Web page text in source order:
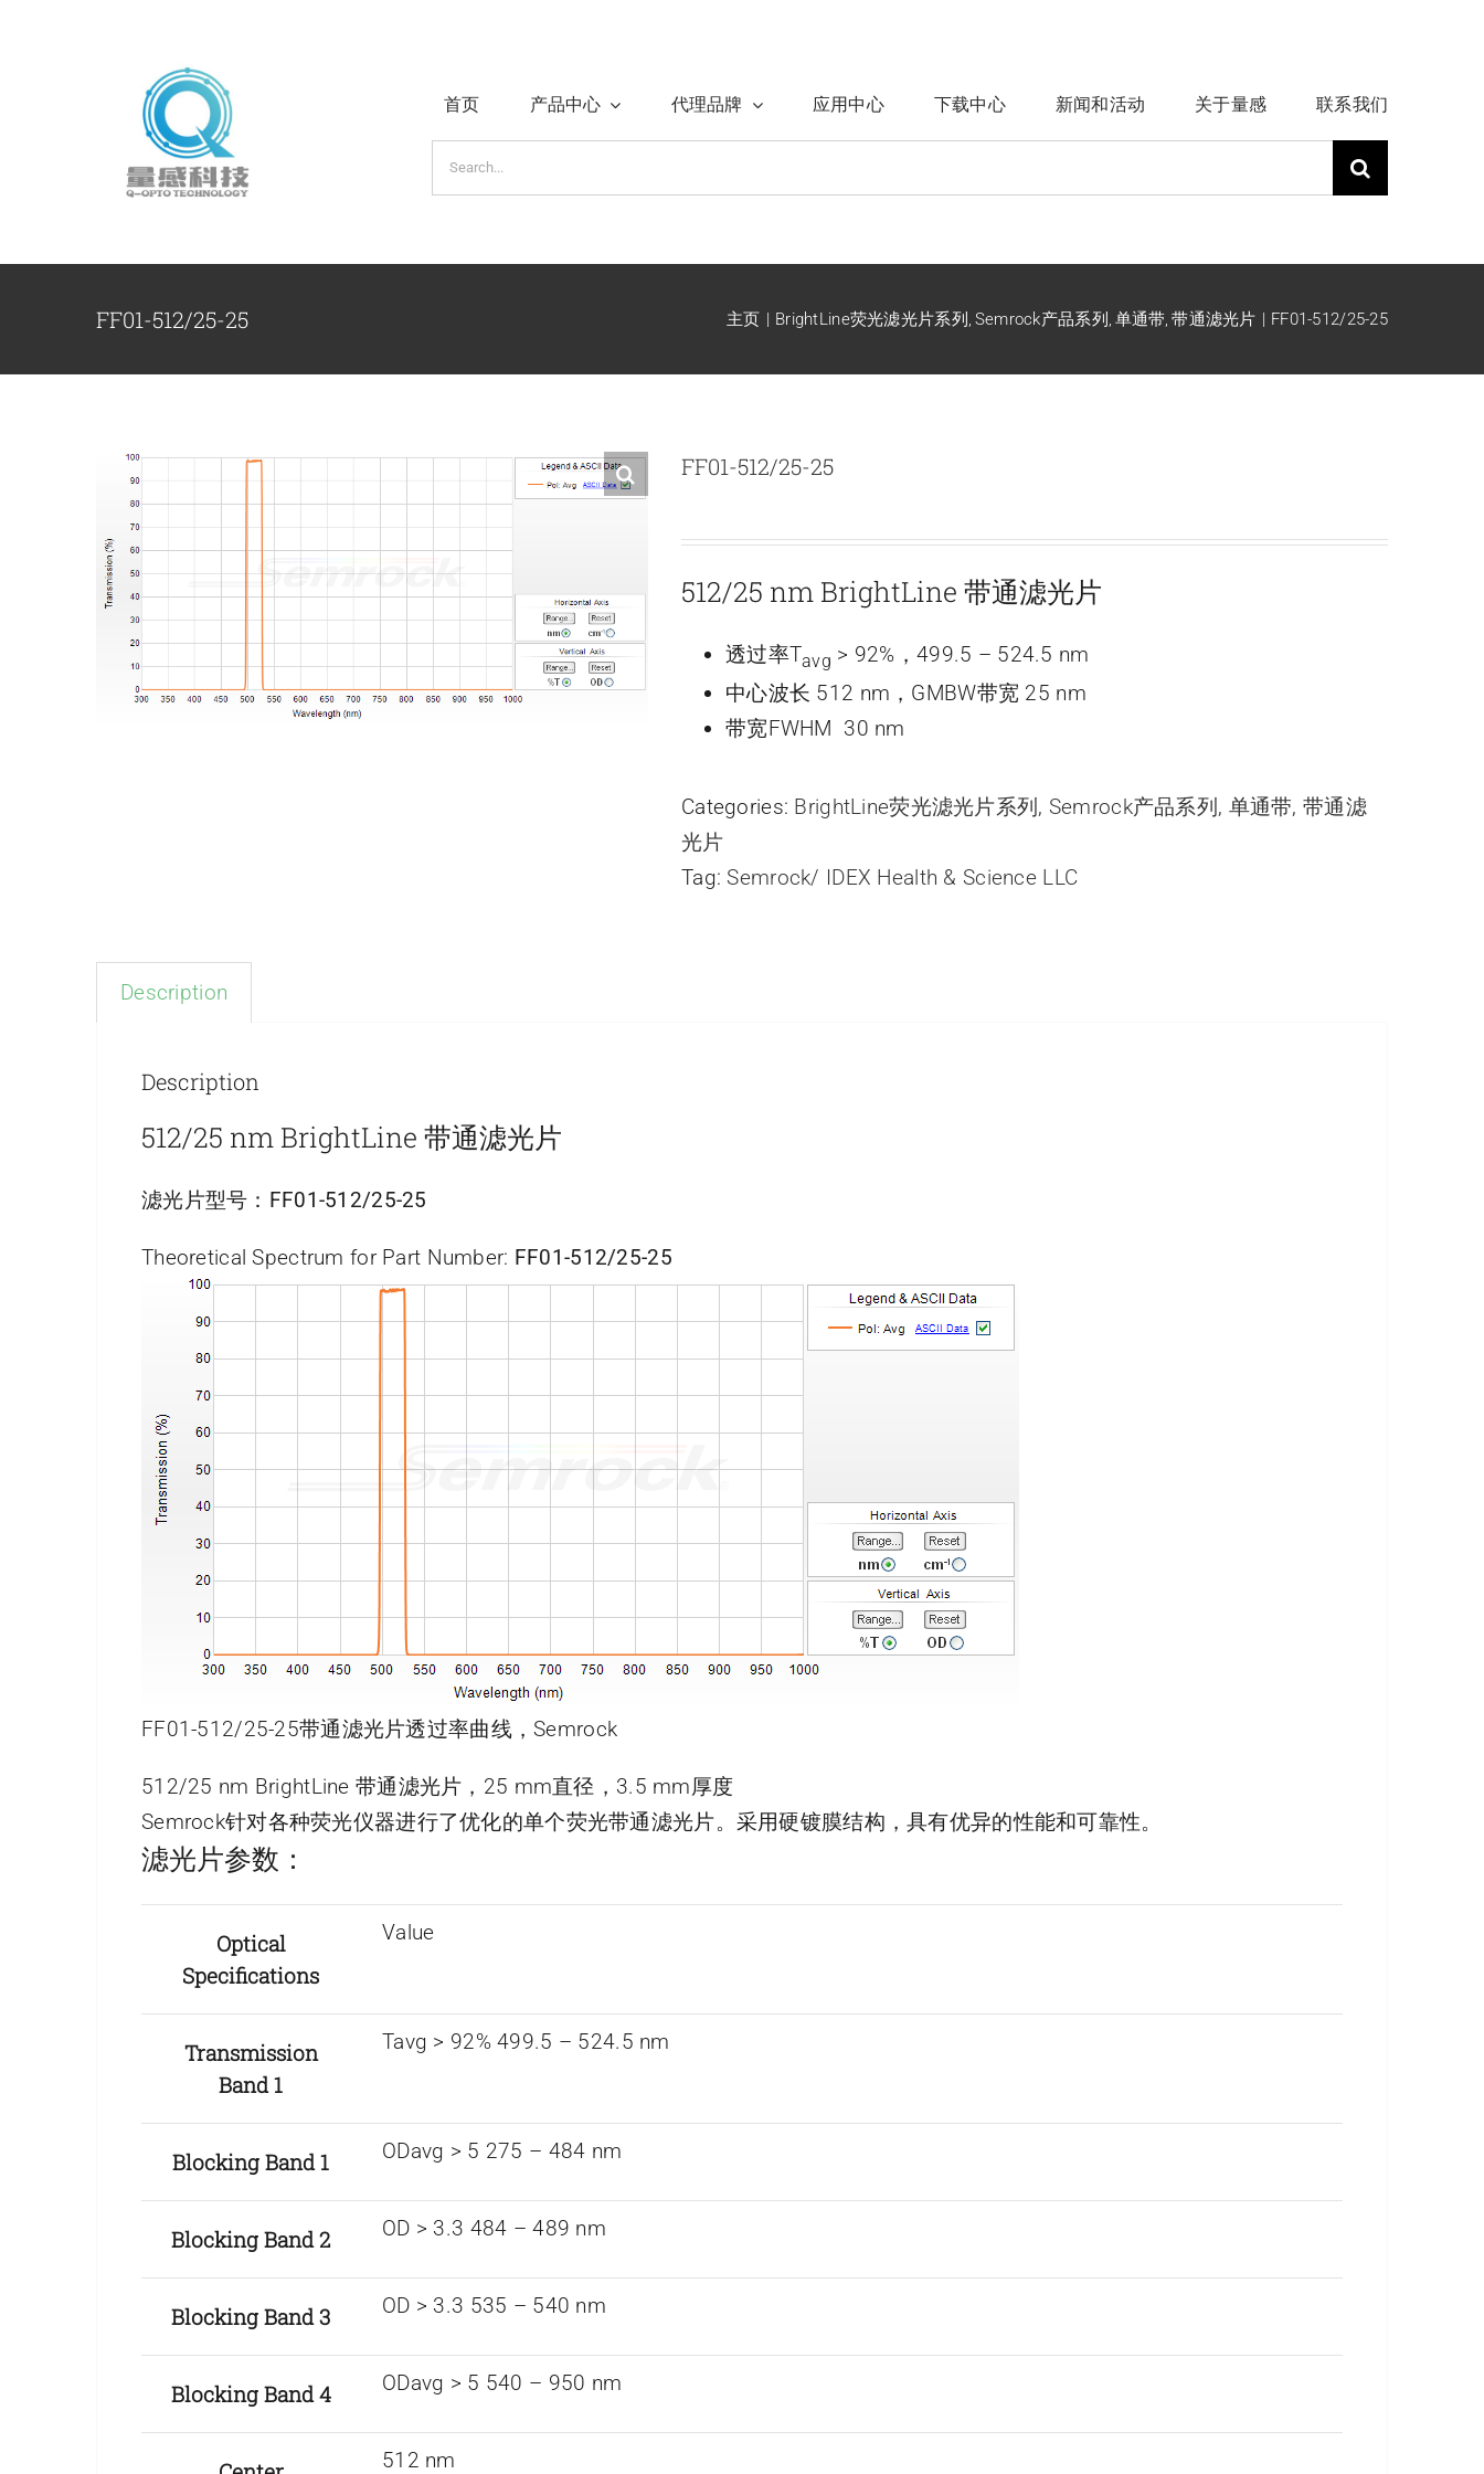
首页 产品中心 代理品牌 应用中心 下载中心 新闻和活动 关于量感 联系我们
索：
FF01-512/25-25 主页 BrightLine荧光滤光片系列 Semrock产品系列 单通带 带通滤光片 FF01-512/25-25
FF01-512/25-25
512/25 nm BrightLine 带通滤光片
透过率Tavg > 92%，499.5 – 524.5 nm
中心波长 512 nm，GMBW带宽 25 nm
带宽FWHM 30 nm
Categories: BrightLine荧光滤光片系列 , Semrock产品系列 , 单通带,带通滤
光片
Tag:Semrock/ IDEX Health & Science LLC
Description
Description
512/25 nm BrightLine 带通滤光片
滤光片型号： FF01-512/25-25
Theoretical Spectrum for Part Number: FF01-512/25-25
FF01-512/25-25带通滤光片透过率曲线，Semrock
512/25 nm BrightLine 带通滤光片，25 mm直径，3.5 mm厚度
Semrock针对各种荧光仪器进行了优化的单个荧光带通滤光片。采用硬镀膜结构，具有优异的性能和可靠性。
滤光片参数：
Optical
Specifications
Value
Transmission
Band 1
Tavg > 92% 499.5 – 524.5 nm
Blocking Band 1 ODavg > 5 275 – 484 nm
Blocking Band 2 OD > 3.3 484 – 489 nm
Blocking Band 3 OD > 3.3 535 – 540 nm
Blocking Band 4 ODavg > 5 540 – 950 nm
512 nm